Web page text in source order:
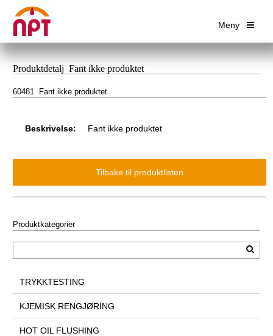
Meny
Produktdetalj Fant ikke produktet
60481 Fant ikke produktet
Beskrivelse: Fant ikke produktet
Produktkategorier
TRYKKTESTING
KJEMISK RENGJØRING
HOT OIL FLUSHING